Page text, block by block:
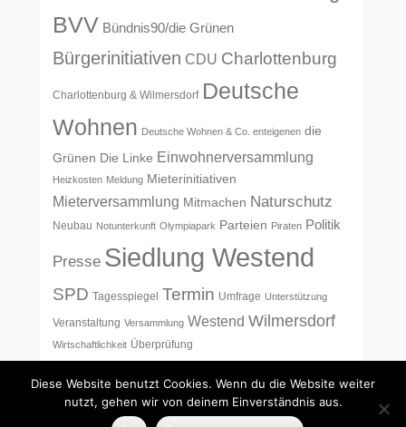
BVV Bündnis90/die Grünen
Bürgerinitiativen CDU Charlottenburg
Charlottenburg & Wilmersdorf Deutsche
Wohnen Deutsche Wohnen & Co. enteigenen die
Grünen Die Linke Einwohnerversammlung
Heizkosten Meldung Mieterinitiativen
Mieterversammlung Mitmachen Naturschutz
Neubau Notunterkunft Olympiapark Parteien Piraten Politik
Presse Siedlung Westend
SPD Tagesspiegel Termin Umfrage Unterstützung
Veranstaltung Versammlung Westend Wilmersdorf
Wirtschaftlichkeit Überprüfung
Copyright © 2017 Siedlung Westend Alle Rechte vorbehalten.
Diese Website benutzt Cookies. Wenn du die Website weiter
nutzt, gehen wir von deinem Einverständnis aus.